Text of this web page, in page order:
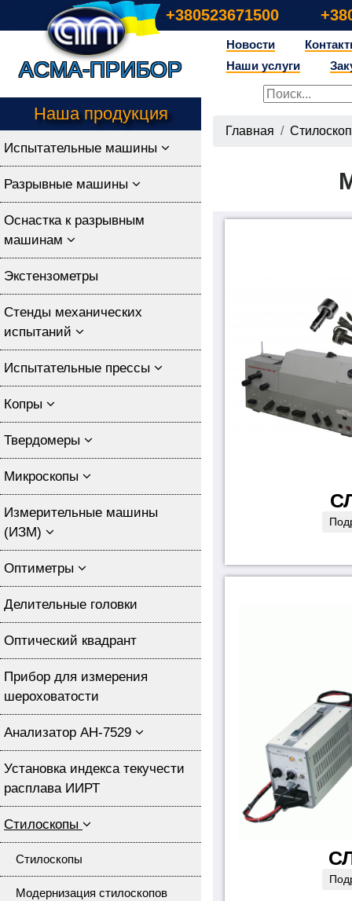
+380523671500
Асма-прибор
Наша продукция
Испытательные машины
Разрывные машины
Оснастка к разрывным
машинам
Экстензометры
Стенды механических
испытаний
Испытательные прессы
Копры
Твердомеры
Микроскопы
Измерительные машины
(ИЗМ)
Оптиметры
Делительные головки
Оптический квадрант
Прибор для измерения
шероховатости
Анализатор АН-7529
Установка индекса текучести
расплава ИИРТ
Стилоскопы
Стилоскопы
Модернизация стилоскопов
Новости
Наши услуги
Главная